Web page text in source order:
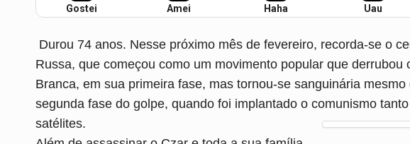
Gostei Amei Haha Uau
Durou 74 anos. Nesse próximo mês de fevereiro, recorda-se o
Russa, que começou como um movimento popular que derrubou
Branca, em sua primeira fase, mas tornou-se sanguinária
segunda fase do golpe, quando foi implantado o comunismo
satélites.